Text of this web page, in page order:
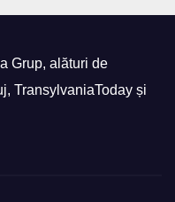
Grup, alături de
TransylvaniaToday și